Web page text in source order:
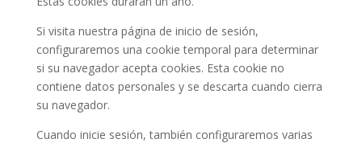
Si visita nuestra página de inicio de sesión,
configuraremos una cookie temporal para determinar
si su navegador acepta cookies. Esta cookie no
contiene datos personales y se descarta cuando cierra
su navegador.
Cuando inicie sesión, también configuraremos varias